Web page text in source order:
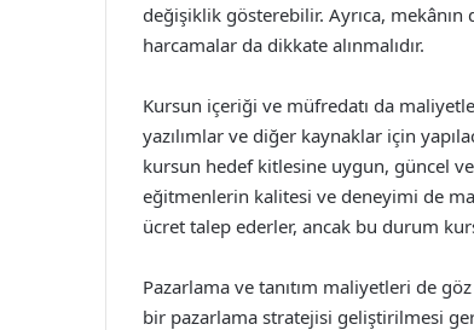
değişiklik gösterebilir. Ayrıca, mekânın
harcamalar da dikkate alınmalıdır.
Kursun içeriği ve müfredatı da
yazılımlar ve diğer kaynaklar için
kursun hedef kitlesine uygun, güncel
eğitmenlerin kalitesi ve deneyimi de
ücret talep ederler, ancak bu durum
Pazarlama ve tanıtım maliyetleri de
bir pazarlama stratejisi geliştirilmesi